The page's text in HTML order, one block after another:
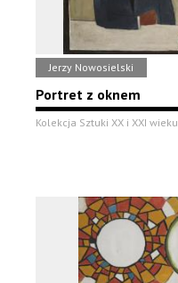
Jerzy Nowosielski
Portret z oknem
Kolekcja Sztuki XX i XXI wieku